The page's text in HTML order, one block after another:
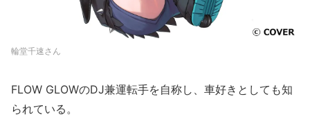
輪堂千速さん
FLOW GLOWのDJ兼運転手を自称し、車好きとしても知
られている。